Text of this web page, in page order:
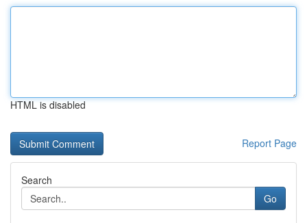
HTML is disabled
Report Page
Search
Go